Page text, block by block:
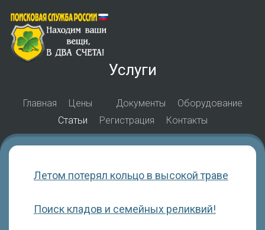
Услуги
Главная Цены Документы
Оборудование
Статьи
Регистрация Контакты
Летом потерял кольцо в высокой траве
Поиск кладов и семейных реликвий!